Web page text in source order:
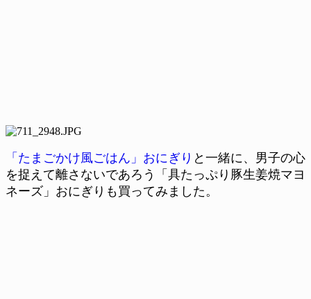
「たまごかけ風ごはん」おにぎり と一緒に、男子の心
を捉えて離さないであろう「具たっぷり豚生姜焼マヨ
ネーズ」おにぎりも買ってみました。